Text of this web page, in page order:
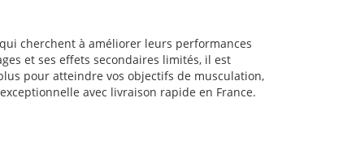
cherchent à améliorer leurs performances
et ses effets secondaires limités, il est
pour atteindre vos objectifs de musculation,
avec livraison rapide en France.